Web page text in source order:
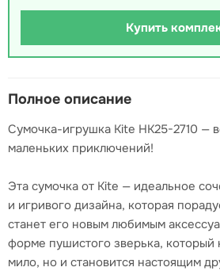
Купить
Полное описание
Сумочка-игрушка Kite HK25-2710 —
маленьких приключений!
Эта сумочка от Kite — идеальное
и игривого дизайна, которая
станет его новым любимым
форме пушистого зверька, который
мило, но и становится настоящим